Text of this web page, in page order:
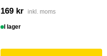
169 kr inkl. moms
I lager